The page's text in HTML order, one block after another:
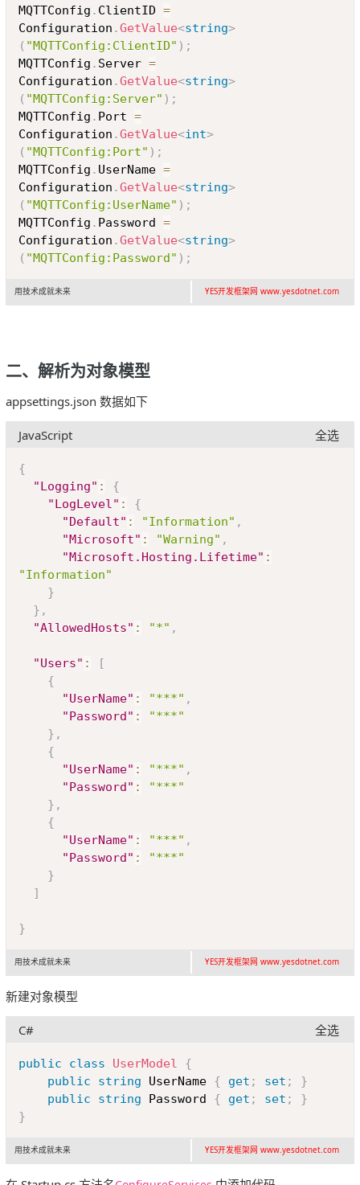
MQTTConfig . ClientID =
Configuration .GetValue<string>
( "MQTTConfig:ClientID" ) ;
MQTTConfig . Server =
Configuration .GetValue<string>
( "MQTTConfig:Server" ) ;
MQTTConfig . Port =
Configuration .GetValue<int>
( "MQTTConfig:Port" ) ;
MQTTConfig . UserName =
Configuration .GetValue<string>
( "MQTTConfig:UserName" ) ;
MQTTConfig . Password =
Configuration .GetValue<string>
( "MQTTConfig:Password" ) ;
用技术成就未来 YES开发框架网 www.yesdotnet.com
二、解析为对象模型
appsettings.json 数据如下
JavaScript 全选
{
"Logging" :
{
"LogLevel" :
{
"Default" : "Information" ,
"Microsoft" : "Warning" ,
"Microsoft.Hosting.Lifetime" :
"Information"
}
} ,
"AllowedHosts" : "*" ,
"Users" :
[
{
"UserName" : "***" ,
"Password" :
"***"
} ,
{
"UserName" : "***" ,
"Password" :
"***"
} ,
{
"UserName" : "***" ,
"Password" :
"***"
}
]
}
用技术成就未来 YES开发框架网 www.yesdotnet.com
新建对象模型
C# 全选
public class UserModel
{
public
string UserName { get ; set ;
}
public
string Password { get ; set ;
}
}
用技术成就未来 YES开发框架网 www.yesdotnet.com